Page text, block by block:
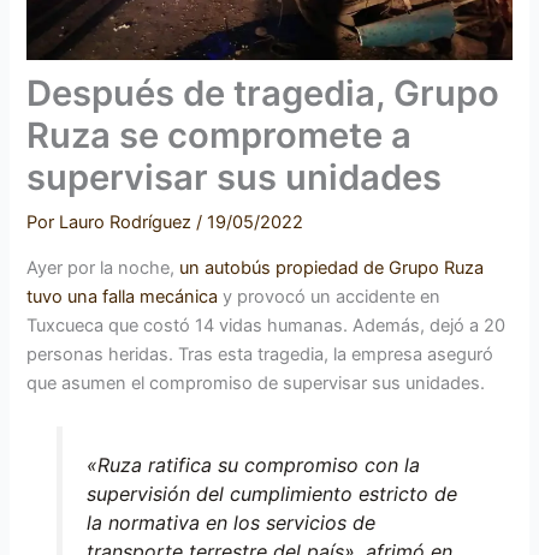
Después de tragedia, Grupo
Ruza se compromete a
supervisar sus unidades
Por Lauro Rodríguez/19/05/2022
Ayer por la noche, un autobús propiedad de Grupo Ruza
tuvo una falla mecánica y provocó un accidente en
Tuxcueca que costó 14 vidas humanas. Además, dejó a 20
personas heridas. Tras esta tragedia, la empresa aseguró
que asumen el compromiso de supervisar sus unidades.
«Ruza ratifica su compromiso con la
supervisión del cumplimiento estricto de
la normativa en los servicios de